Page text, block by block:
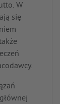
W
się